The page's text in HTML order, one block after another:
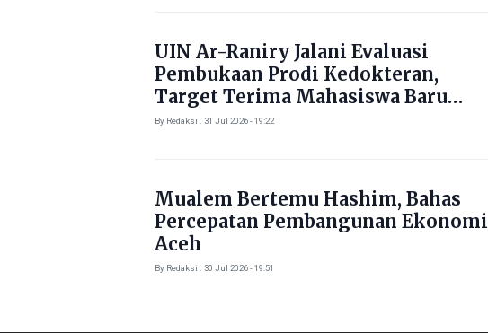
UIN Ar-Raniry Jalani Evaluasi
Pembukaan Prodi Kedokteran,
Target Terima Mahasiswa Baru
Tahun Ini
By Redaksi . 31 Jul 2026 - 19:22
Mualem Bertemu Hashim, Bahas
Percepatan Pembangunan Ekonomi
Aceh
By Redaksi . 30 Jul 2026 - 19:51